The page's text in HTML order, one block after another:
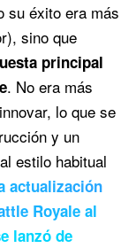
su éxito era más
sino que
principal
. No era más
lo que se
y un
estilo habitual
actualización
Royale al
lanzó de